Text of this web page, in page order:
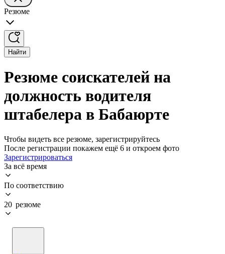
Резюме
Найти
Резюме соискателей на
должность водителя
штабелера в Бабаюрте
Чтобы видеть все резюме, зарегистрируйтесь
После регистрации покажем ещё 6 и откроем фото
Зарегистрироваться
За всё время
По соответствию
20 резюме